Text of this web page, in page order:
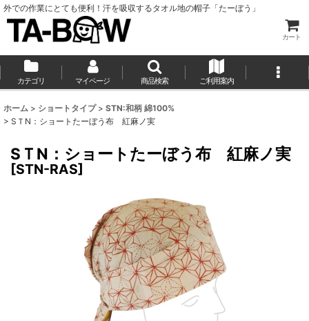
外での作業にとても便利！汗を吸収するタオル地の帽子「たーぼう」
カート
カテゴリ マイページ 商品検索 ご利用案内
ホーム > ショートタイプ > STN:和柄 綿100%
> SＴN：ショートたーぼう布 紅麻ノ実
SＴN：ショートたーぼう布 紅麻ノ実
[STN-RAS]